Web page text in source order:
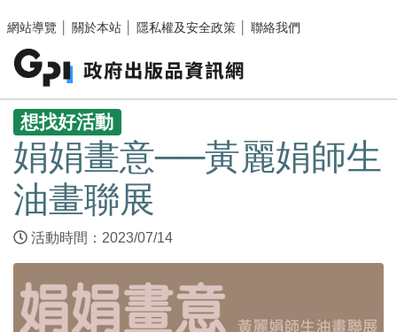
網站導覽
關於本站 隱私權及安全政策 聯絡我們
:::
想找好活動
娟娟畫意──黃麗娟師生
油畫聯展
活動時間：2023/07/14